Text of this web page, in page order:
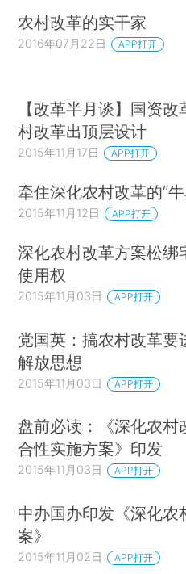
农村改革的实干家
2016年07月22日 APP打开
【改革半月谈】国资
村改革出顶层设计
2015年11月17日 APP打开
牵住深化农村改革的“
2015年11月12日 APP打开
深化农村改革方案松绑
使用权
2015年11月03日 APP打开
党国英：搞农村改革要
解放思想
2015年11月03日 APP打开
盘前必读：《深化农村
合性实施方案》印发
2015年11月03日 APP打开
中办国办印发《深化农
案》
2015年11月02日 APP打开